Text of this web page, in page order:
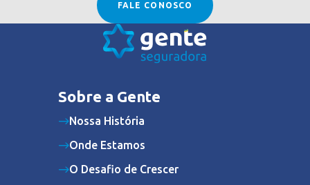
FALE CONOSCO
Sobre a Gente
Nossa História
Onde Estamos
O Desafio de Crescer